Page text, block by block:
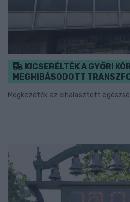
KICSERÉLTÉK A GYŐRI
MEGHIBÁSODOTT
Megkezdték az elhalasztott